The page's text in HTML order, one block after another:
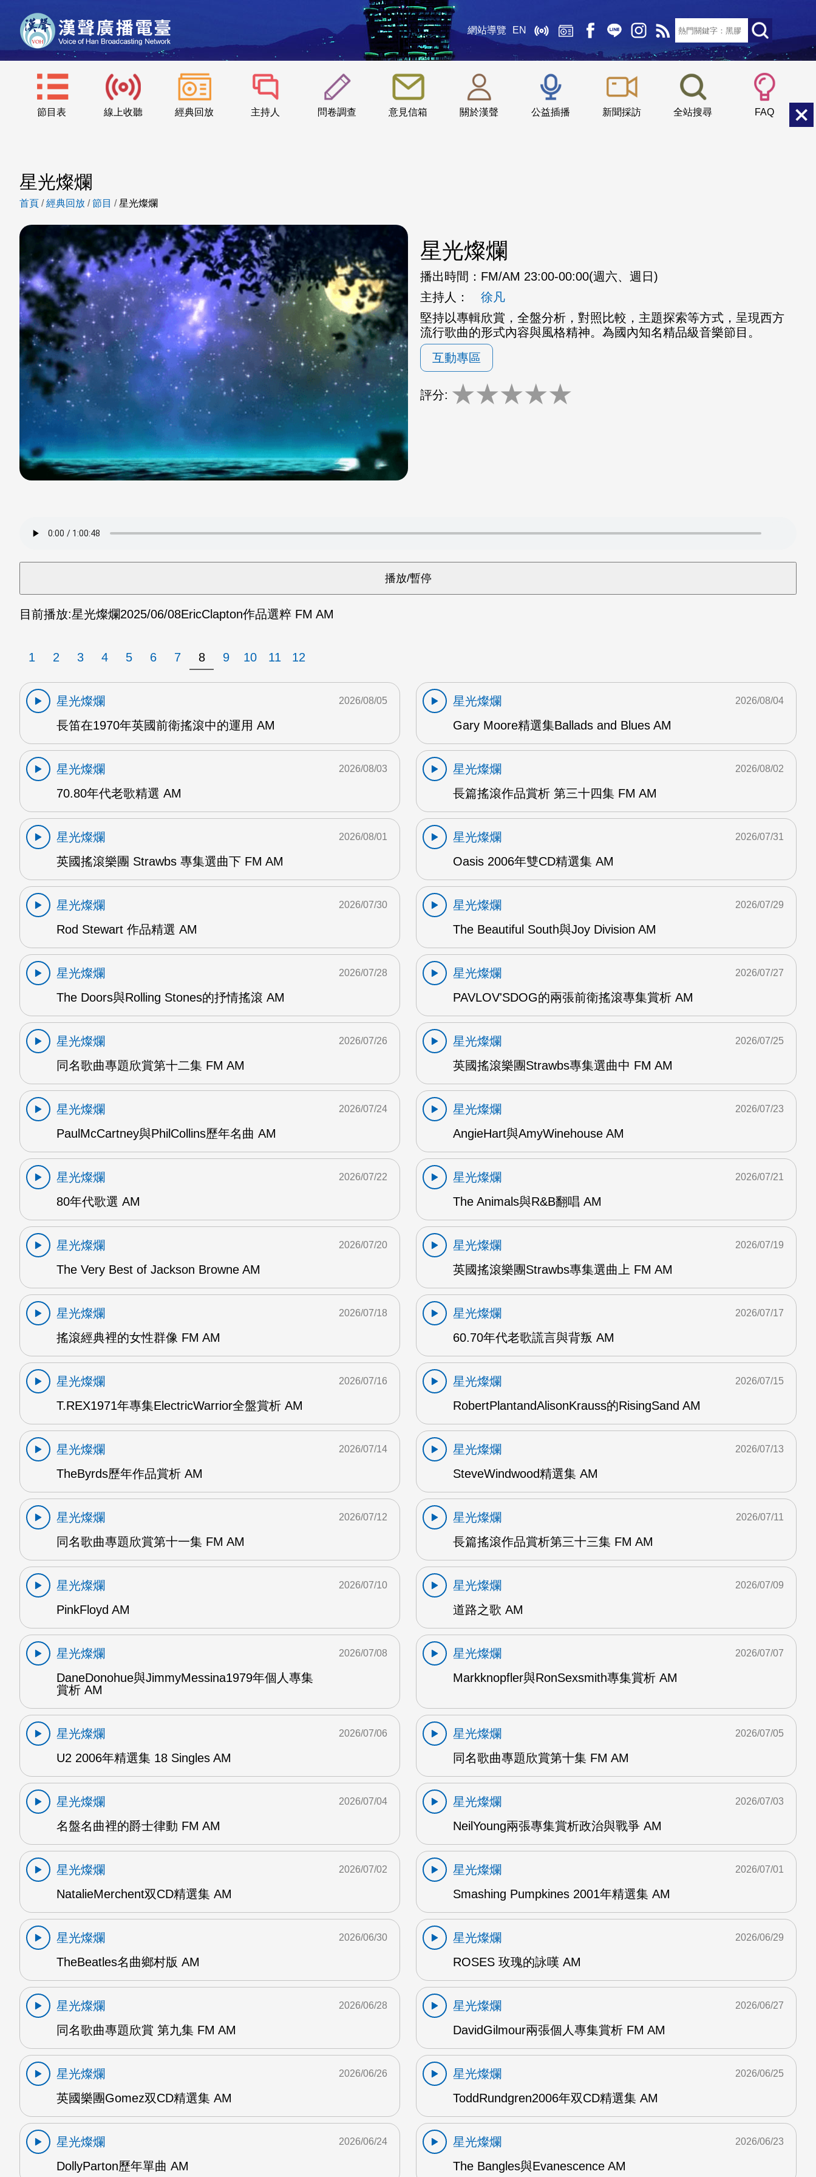
網站導覽 EN
節目表 線上收聽 經典回放 主持人 問卷調查 意見信箱 關於漢聲 公益插播 新聞採訪 全站搜尋 FAQ
::: 小 中
星光燦爛
首頁 /經典回放 /節目 /星光燦爛
星光燦爛
播出時間： FM/AM 23:00-00:00(週六、週日)
主持人：
徐凡
堅持以專輯欣賞，全盤分析，對照比較，主題探索等方式，呈現西方
流行歌曲的形式內容與風格精神。為國內知名精品級音樂節目。
互動專區
評分: ★★★★★
目前播放:星光燦爛2025/06/08EricClapton作品選粹 FM AM
1 2 3 4 5 6 7 8 9 10 11 12
星光燦爛
長笛在1970年英國前衛搖滾中的運用 AM
2026/08/05
星光燦爛
Gary Moore精選集Ballads and Blues AM
2026/08/04
星光燦爛
70.80年代老歌精選 AM
2026/08/03
星光燦爛
長篇搖滾作品賞析 第三十四集 FM AM
2026/08/02
星光燦爛
英國搖滾樂團 Strawbs 專集選曲下 FM AM
2026/08/01
星光燦爛
Oasis 2006年雙CD精選集 AM
2026/07/31
星光燦爛
Rod Stewart 作品精選 AM
2026/07/30
星光燦爛
The Beautiful South與Joy Division AM
2026/07/29
星光燦爛
The Doors與Rolling Stones的抒情搖滾 AM
2026/07/28
星光燦爛
PAVLOV'SDOG的兩張前衛搖滾專集賞析 AM
2026/07/27
星光燦爛
同名歌曲專題欣賞第十二集 FM AM
2026/07/26
星光燦爛
英國搖滾樂團Strawbs專集選曲中 FM AM
2026/07/25
星光燦爛
PaulMcCartney與PhilCollins歷年名曲 AM
2026/07/24
星光燦爛
AngieHart與AmyWinehouse AM
2026/07/23
星光燦爛
80年代歌選 AM
2026/07/22
星光燦爛
The Animals與R&B翻唱 AM
2026/07/21
星光燦爛
The Very Best of Jackson Browne AM
2026/07/20
星光燦爛
英國搖滾樂團Strawbs專集選曲上 FM AM
2026/07/19
星光燦爛
搖滾經典裡的女性群像 FM AM
2026/07/18
星光燦爛
60.70年代老歌謊言與背叛 AM
2026/07/17
星光燦爛
T.REX1971年專集ElectricWarrior全盤賞析 AM
2026/07/16
星光燦爛
RobertPlantandAlisonKrauss的RisingSand AM
2026/07/15
星光燦爛
TheByrds歷年作品賞析 AM
2026/07/14
星光燦爛
SteveWindwood精選集 AM
2026/07/13
星光燦爛
同名歌曲專題欣賞第十一集 FM AM
2026/07/12
星光燦爛
長篇搖滾作品賞析第三十三集 FM AM
2026/07/11
星光燦爛
PinkFloyd AM
2026/07/10
星光燦爛
道路之歌 AM
2026/07/09
星光燦爛
DaneDonohue與JimmyMessina1979年個人專集
賞析 AM
2026/07/08
星光燦爛
Markknopfler與RonSexsmith專集賞析 AM
2026/07/07
星光燦爛
U2 2006年精選集 18 Singles AM
2026/07/06
星光燦爛
同名歌曲專題欣賞第十集 FM AM
2026/07/05
星光燦爛
名盤名曲裡的爵士律動 FM AM
2026/07/04
星光燦爛
NeilYoung兩張專集賞析政治與戰爭 AM
2026/07/03
星光燦爛
NatalieMerchent双CD精選集 AM
2026/07/02
星光燦爛
Smashing Pumpkines 2001年精選集 AM
2026/07/01
星光燦爛
TheBeatles名曲鄉村版 AM
2026/06/30
星光燦爛
ROSES 玫瑰的詠嘆 AM
2026/06/29
星光燦爛
同名歌曲專題欣賞 第九集 FM AM
2026/06/28
星光燦爛
DavidGilmour兩張個人專集賞析 FM AM
2026/06/27
星光燦爛
英國樂團Gomez双CD精選集 AM
2026/06/26
星光燦爛
ToddRundgren2006年双CD精選集 AM
2026/06/25
星光燦爛
DollyParton歷年單曲 AM
2026/06/24
星光燦爛
The Bangles與Evanescence AM
2026/06/23